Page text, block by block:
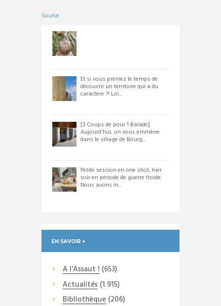
Source
Et si vous preniez le temps de
découvrir un territoire qui a du
caractère ?! Loi...
[3 Coups de pour 1 Balade]
Aujourd'hui, on vous emmène
dans le village de Bourg...
Petite session en one shot, hier
soir en période de guerre froide.
Nous avons in...
EN SAVOIR +
A l'Assaut ! (653)
Actualités(1 915)
Bibliothèque(206)